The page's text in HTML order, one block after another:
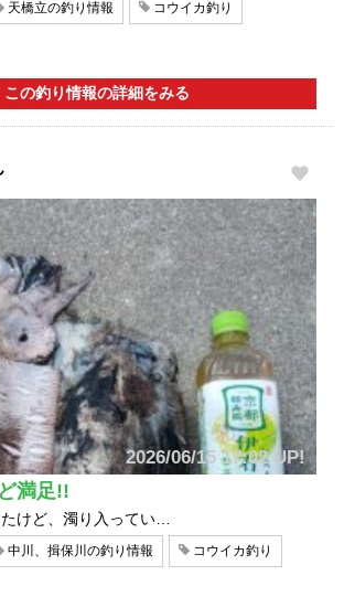
天橋立の釣り情報 コウイカ釣り
この釣り情報の詳細をみる
2026/06/15 17:02 UP!
満足!!
けど、濁り入ってい…
中川、揖保川の釣り情報 コウイカ釣り